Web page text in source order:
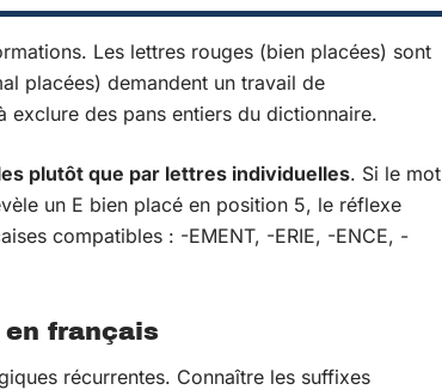
Les lettres rouges (bien placées) sont
placées) demandent un travail de
exclure des pans entiers du dictionnaire.
plutôt que par lettres individuelles. Si le mot
un E bien placé en position 5, le réflexe
compatibles : -EMENT, -ERIE, -ENCE, -
français
récurrentes. Connaître les suffixes